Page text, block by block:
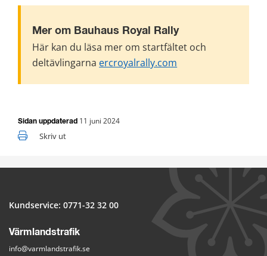
Mer om Bauhaus Royal Rally
Här kan du läsa mer om startfältet och
deltävlingarna ercroyalrally.com
Sidan uppdaterad 11 juni 2024
Skriv ut
Kundservice: 0771-32 32 00
Värmlandstrafik
info@varmlandstrafik.se